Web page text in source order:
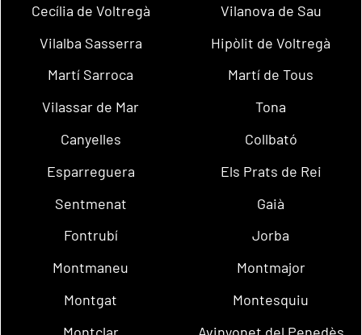
Cecília de Voltregà
Vilanova de Sau
Vilalba Sasserra
Hipòlit de Voltregà
Martí Sarroca
Martí de Tous
Vilassar de Mar
Tona
Canyelles
Collbató
Esparreguera
Els Prats de Rei
Sentmenat
Gaià
Fontrubí
Jorba
Montmaneu
Montmajor
Montgat
Montesquiu